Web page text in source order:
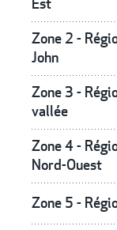
Zone 2 -
John
Zone 3 -
vallée
Zone 4 -
Nord-Ouest
Zone 5 -